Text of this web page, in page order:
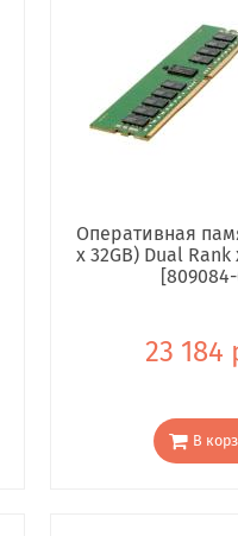
Оперативная
x 32GB) Dual Rank
23 184
В